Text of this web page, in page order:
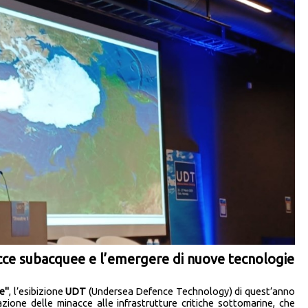
subacquee e l’emergere di nuove tecnologie
, l’esibizioneUDT (Undersea Defence Technology) di quest’anno
delle minacce alle infrastrutture critiche sottomarine, che